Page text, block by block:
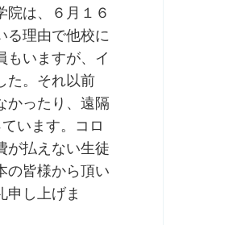
院は、６月１６
る理由で他校に
もいますが、イ
た。それ以前
かったり、遠隔
います。コロ
が払えない生徒
の皆様から頂い
申し上げま